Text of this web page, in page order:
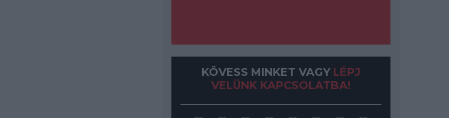
KÖVESS MINKET VAGY LÉPJ
VELÜNK KAPCSOLATBA!